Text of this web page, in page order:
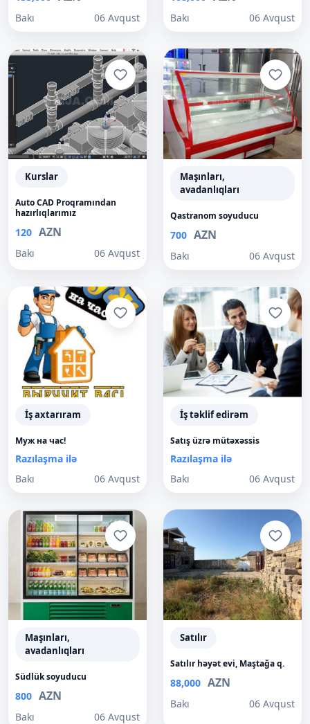
Bakı 06 Avqust Bakı 06 Avqust
Kurslar
Auto CAD Proqramından
hazırlıqlarımız
120 AZN
Bakı 06 Avqust
Maşınları,
avadanlıqları
Qastranom soyuducu
700 AZN
Bakı 06 Avqust
İş axtarıram
Муж на час!
Razılaşma ilə
Bakı
06 Avqust
İş təklif edirəm
Satış üzrə mütəxəssis
Razılaşma ilə
Bakı
06 Avqust
Maşınları,
avadanlıqları
Südlük soyuducu
800 AZN
Bakı 06 Avqust
Satılır
Satılır həyət evi, Maştağa q.
88,000 AZN
Bakı 06 Avqust